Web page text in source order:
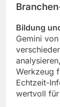
Bildung
Gemini
Werkzeug
Echtzeit-
wertvoll für